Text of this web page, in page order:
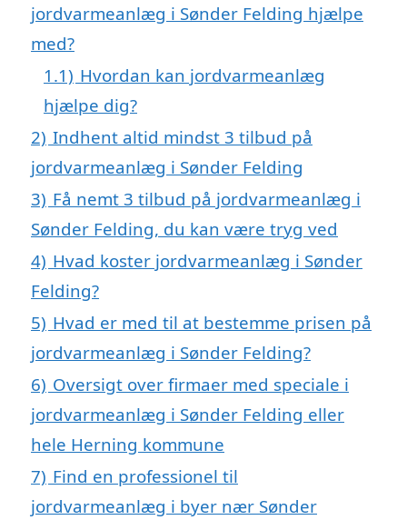
jordvarmeanlæg i Sønder Felding hjælpe
med?
1.1) Hvordan kan jordvarmeanlæg
hjælpe dig?
2) Indhent altid mindst 3 tilbud på
jordvarmeanlæg i Sønder Felding
3) Få nemt 3 tilbud på jordvarmeanlæg i
Sønder Felding, du kan være tryg ved
4) Hvad koster jordvarmeanlæg i Sønder
Felding?
5) Hvad er med til at bestemme prisen på
jordvarmeanlæg i Sønder Felding?
6) Oversigt over firmaer med speciale i
jordvarmeanlæg i Sønder Felding eller
hele Herning kommune
7) Find en professionel til
jordvarmeanlæg i byer nær Sønder